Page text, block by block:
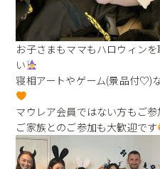
お子さまもママもハロウィン
い
寝相アートやゲーム(景品付♡)
マウレア会員ではない方もご
ご家族とのご参加も大歓迎です